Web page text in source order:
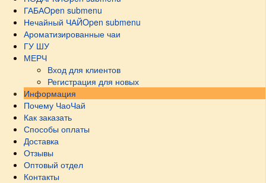
ГАБАOpen submenu
Нечайный ЧАЙOpen submenu
Ароматизированные чаи
ГУ ШУ
МЕРЧ
Вход для клиентов
Регистрация для новых
Информация
Почему ЧаоЧай
Как заказать
Способы оплаты
Доставка
Отзывы
Оптовый отдел
Контакты